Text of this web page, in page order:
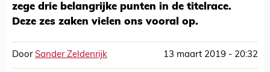
zege drie belangrijke punten in de titelrace.
Deze zes zaken vielen ons vooral op.
Door Sander Zeldenrijk 13 maart 2019 - 20:32